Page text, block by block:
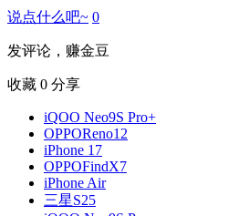
说点什么吧~ 0
发评论，赚金豆
收藏 0 分享
iQOO Neo9S Pro+
OPPOReno12
iPhone 17
OPPOFindX7
iPhone Air
三星S25